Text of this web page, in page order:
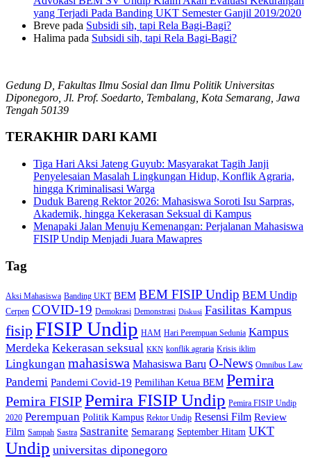
yang Terjadi Pada Banding UKT Semester Ganjil 2019/2020
Breve pada Subsidi sih, tapi Rela Bagi-Bagi?
Halima pada Subsidi sih, tapi Rela Bagi-Bagi?
Gedung D, Fakultas Ilmu Sosial dan Ilmu Politik Universitas
Diponegoro, Jl. Prof. Soedarto, Tembalang, Kota Semarang, Jawa
Tengah 50139
TERAKHIR DARI KAMI
Tiga Hari Aksi Jateng Guyub: Masyarakat Tagih Janji
Penyelesaian Masalah Lingkungan Hidup, Konflik Agraria,
hingga Kriminalisasi Warga
Duduk Bareng Rektor 2026: Mahasiswa Soroti Isu Sarpras,
Akademik, hingga Kekerasan Seksual di Kampus
Menapaki Jalan Menuju Kemenangan: Perjalanan Mahasiswa
FISIP Undip Menjadi Juara Mawapres
Tag
Aksi Mahasiswa Banding UKT BEM BEM FISIP Undip BEM Undip
Cerpen COVID-19 Demokrasi Demonstrasi Diskusi Fasilitas Kampus
fisipFISIP Undip HAM Hari Perempuan Sedunia Kampus
Merdeka Kekerasan seksual KKN konflik agraria Krisis iklim
Lingkungan mahasiswa Mahasiswa Baru O-News Omnibus Law
Pandemi Pandemi Covid-19 Pemilihan Ketua BEM Pemira
Pemira FISIPPemira FISIP Undip Pemira FISIP Undip
2020 Perempuan Politik Kampus Rektor Undip Resensi Film Review
Film Sampah Sastra Sastranite Semarang September Hitam UKT
Undip universitas diponegoro